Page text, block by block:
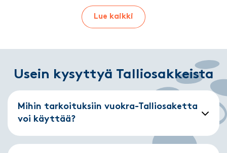
Lue kaikki
Usein kysyttyä Talliosakkeista
Mihin tarkoituksiin vuokra-Talliosaketta
voi käyttää?